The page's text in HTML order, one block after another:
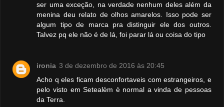
ser uma exceção, na verdade nenhum deles além da
menina deu relato de olhos amarelos. Isso pode ser
algum tipo de marca pra distinguir ele dos outros.
Talvez pq ele não é de lá, foi parar lá ou coisa do tipo
ironia 3 de dezembro de 2016 às 20:45
Acho q eles ficam desconfortaveis com estrangeiros, e
pelo visto em Setealèm è normal a vinda de pessoas
da Terra.